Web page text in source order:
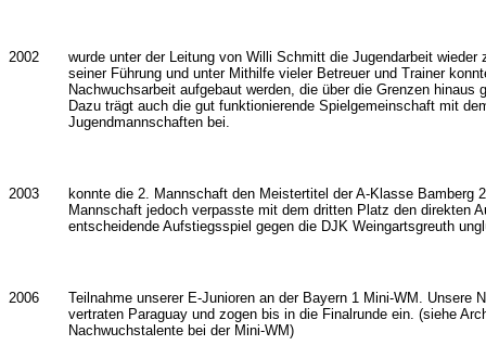
2002
wurde unter der Leitung von Willi Schmitt die Jugendarbeit wieder
seiner Führung und unter Mithilfe vieler Betreuer und Trainer
Nachwuchsarbeit aufgebaut werden, die über die Grenzen hinaus
Dazu trägt auch die gut funktionierende Spielgemeinschaft mit
Jugendmannschaften bei.
2003
konnte die 2. Mannschaft den Meistertitel der A-Klasse Bamberg
Mannschaft jedoch verpasste mit dem dritten Platz den direkten
entscheidende Aufstiegsspiel gegen die DJK Weingartsgreuth
2006
Teilnahme unserer E-Junioren an der Bayern 1 Mini-WM. Unsere
vertraten Paraguay und zogen bis in die Finalrunde ein. (siehe
Nachwuchstalente bei der Mini-WM)